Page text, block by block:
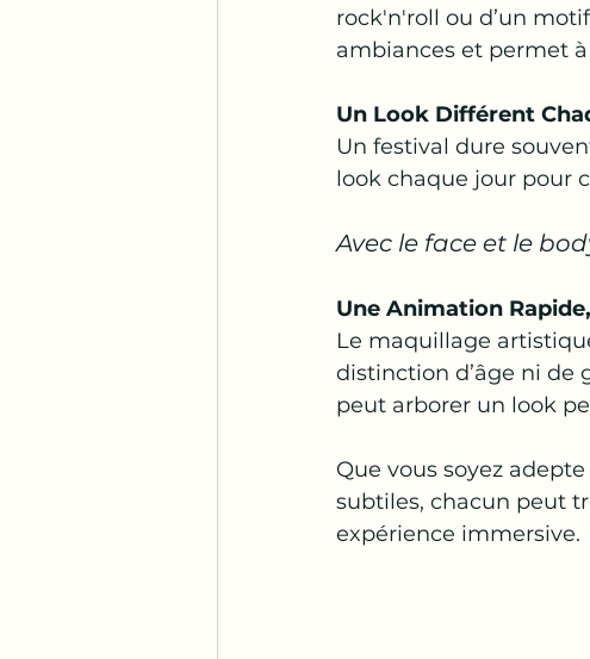
rock'n'roll ou d’un
ambiances et permet
Un Look Différent
Un festival dure
look chaque jour pour
Avec le face et le
Une Animation
Le maquillage
distinction d’âge ni de
peut arborer un look
Que vous soyez
subtiles, chacun peut
expérience immersive.